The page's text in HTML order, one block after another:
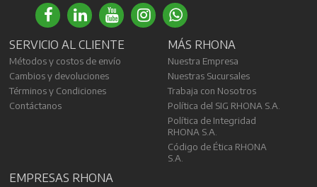
SERVICIO AL CLIENTE
Métodos y costos de envío
Cambios y devoluciones
Términos y Condiciones
Contáctanos
MÁS RHONA
Nuestra Empresa
Nuestras Sucursales
Trabaja con Nosotros
Política del SIG RHONA S.A.
Política de Integridad
RHONA S.A.
Código de Ética RHONA
S.A.
EMPRESAS RHONA